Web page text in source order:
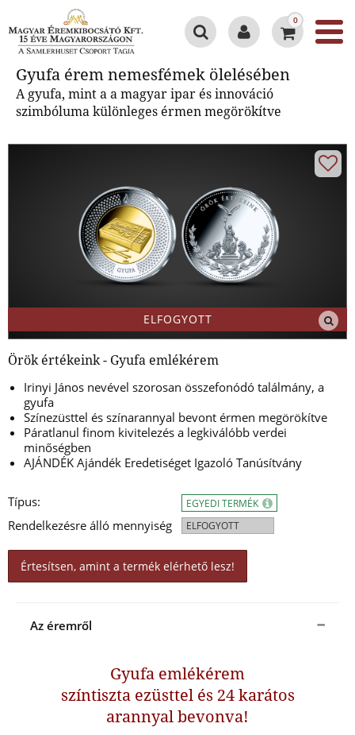
0
Gyufa érem nemesfémek ölelésében
A gyufa, mint a a magyar ipar és innováció
szimbóluma különleges érmen megörökítve
ELFOGYOTT
Örök értékeink - Gyufa emlékérem
Irinyi János nevével szorosan összefonódó találmány, a
gyufa
Színezüsttel és színarannyal bevont érmen megörökítve
Páratlanul finom kivitelezés a legkiválóbb verdei
minőségben
AJÁNDÉK Ajándék Eredetiséget Igazoló Tanúsítvány
Típus:
Rendelkezésre álló mennyiség
EGYEDI TERMÉK
ELFOGYOTT
Értesítsen, amint a termék elérhető lesz!
Az éremről
Gyufa emlékérem
színtiszta ezüsttel és 24 karátos
arannyal bevonva!
Gyufa érem nemesfémek
ölelésében